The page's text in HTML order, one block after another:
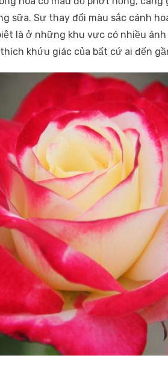
sữa. Sự thay đổi màu sắc cánh
là ở những khu vực có nhiều ánh
khứu giác của bất cứ ai đến